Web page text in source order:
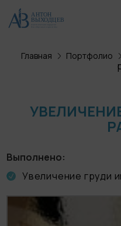
Пластика лица
Прочие операции
О хирурге
Главная Портфолио
Выполнено
Увеличение груди